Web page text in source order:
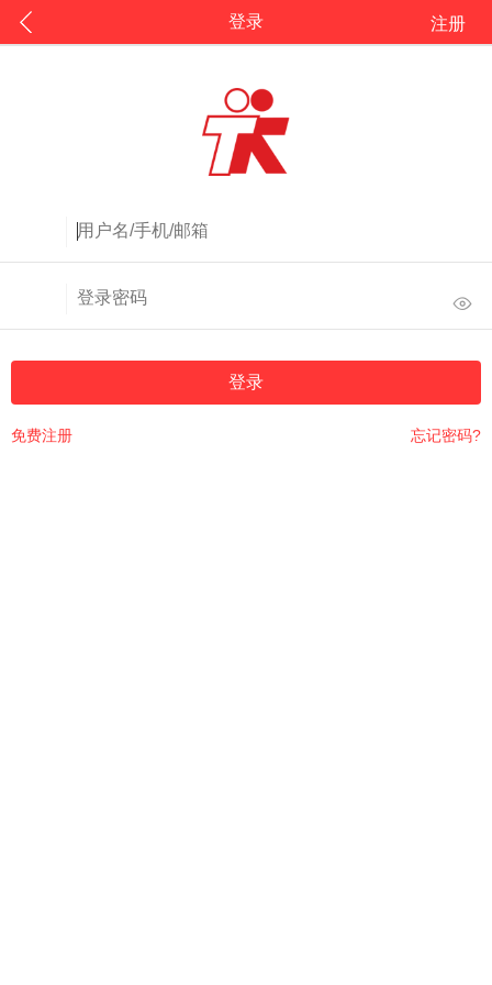
登录 注册
登录
免费注册 忘记密码?